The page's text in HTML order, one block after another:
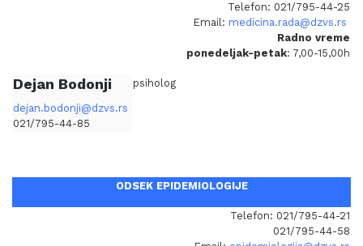
Telefon: 021/795-44-25
Email: medicina.rada@dzvs.rs
Radno vreme
ponedeljak-petak: 7,00-15,00h
Dejan Bodonji psiholog
dejan.bodonji@dzvs.rs
021/795-44-85
ODSEK EPIDEMIOLOGIJE
Telefon: 021/795-44-21
021/795-44-58